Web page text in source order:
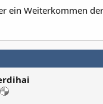
ein Weiterkommen